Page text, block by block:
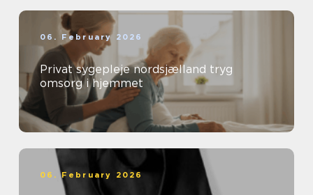
06. February 2026
Privat sygepleje nordsjælland tryg
omsorg i hjemmet
06. February 2026